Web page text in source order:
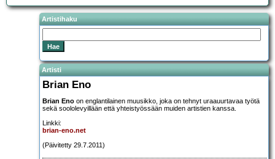
Artistihaku
Artisti
Brian Eno
Brian Eno on englantilainen muusikko, joka on tehnyt uraauurtavaa työtä
sekä soololevyillään että yhteistyössään muiden artistien kanssa.
Linkki:
brian-eno.net
(Päivitetty 29.7.2011)